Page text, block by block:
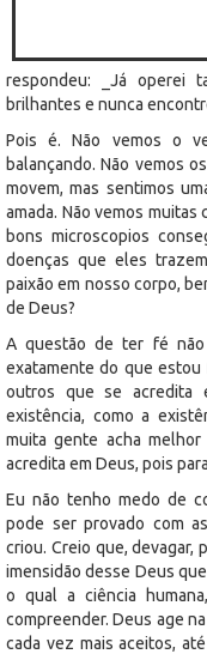
respondeu: _Já operei
brilhantes e nunca
Pois é. Não vemos o
balançando. Não vemos
movem, mas sentimos
amada. Não vemos
bons microscopios
doenças que eles
paixão em nosso corpo,
de Deus?
A questão de ter fé não
exatamente do que estou
outros que se acredita
existência, como a
muita gente acha
acredita em Deus, pois
Eu não tenho medo de
pode ser provado com
criou. Creio que, devagar,
imensidão desse Deus
o qual a ciência
compreender. Deus age
cada vez mais aceitos,